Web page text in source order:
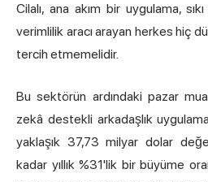
Cilalı, ana akım bir uygulama,
verimlilik aracı arayan herkes hiç
tercih etmemelidir.
Bu sektörün ardındaki pazar
zekâ destekli arkadaşlık
yaklaşık 37,73 milyar dolar
kadar yıllık %31'lik bir büyüme